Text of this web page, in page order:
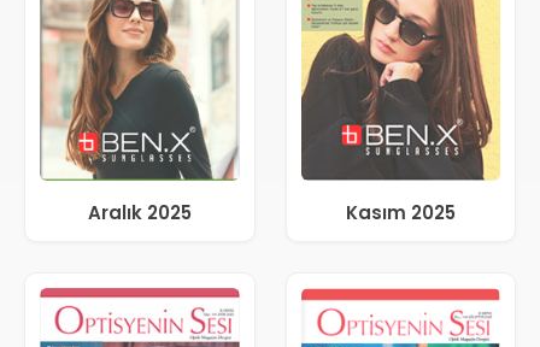
Aralık 2025 Kasım 2025